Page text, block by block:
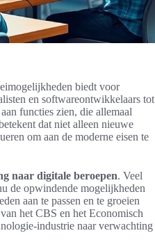
biedt voor
en softwareontwikkelaars tot
functies zien, die allemaal
dat niet alleen nieuwe
om aan de moderne eisen te
naar digitale beroepen. Veel
de opwindende mogelijkheden
aan te passen en te groeien
het CBS en het Economisch
industrie naar verwachting